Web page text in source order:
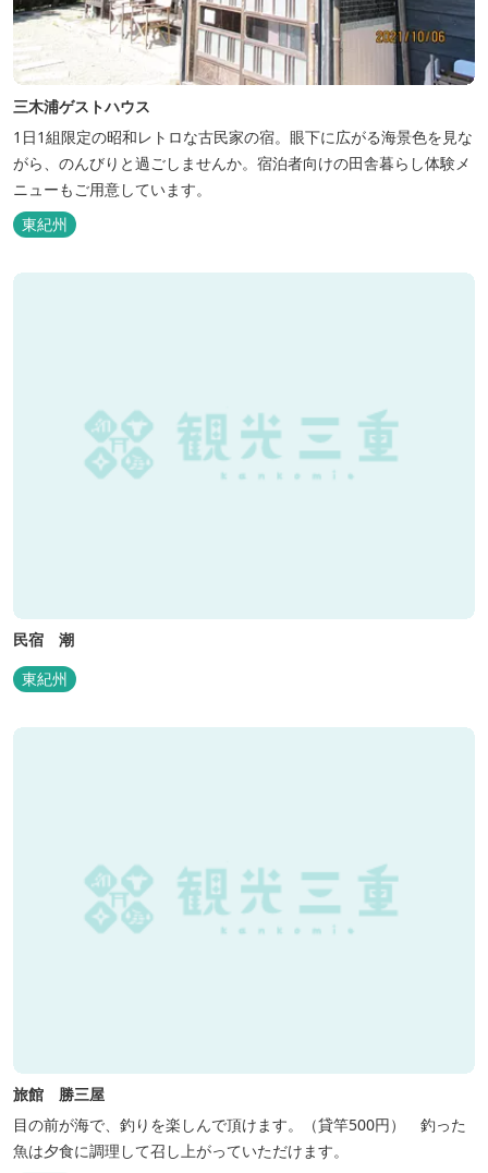
三木浦ゲストハウス
1日1組限定の昭和レトロな古民家の宿。眼下に広がる海景色を見な
がら、のんびりと過ごしませんか。宿泊者向けの田舎暮らし体験メ
ニューもご用意しています。
東紀州
民宿 潮
東紀州
旅館 勝三屋
目の前が海で、釣りを楽しんで頂けます。（貸竿500円） 釣った
魚は夕食に調理して召し上がっていただけます。